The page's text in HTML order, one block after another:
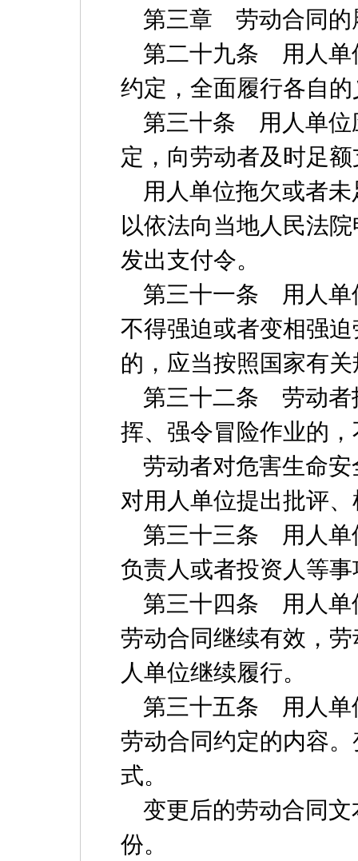
第三章 劳动合同的
第二十九条 用人单
约定，全面履行各自
第三十条 用人单位
定，向劳动者及时足
用人单位拖欠或者未
以依法向当地人民法
发出支付令。
第三十一条 用人单
不得强迫或者变相强
的，应当按照国家有
第三十二条 劳动者
挥、强令冒险作业的
劳动者对危害生命安
对用人单位提出批评
第三十三条 用人单
负责人或者投资人等
第三十四条 用人单
劳动合同继续有效，
人单位继续履行。
第三十五条 用人单
劳动合同约定的内容
式。
变更后的劳动合同文
份。